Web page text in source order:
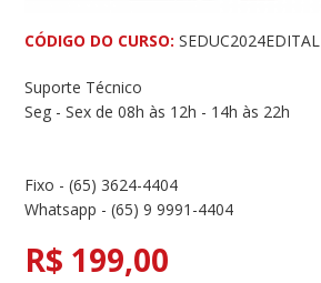
CÓDIGO DO CURSO: SEDUC2024EDITAL
Suporte Técnico
Seg - Sex de 08h às 12h - 14h às 22h
Fixo - (65) 3624-4404
Whatsapp - (65) 9 9991-4404
R$ 199,00